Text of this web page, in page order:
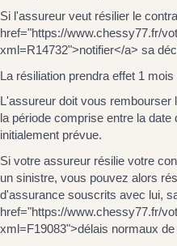
Si l'assureur veut résilier le
href="https://www.chessy77.fr/
xml=R14732">notifier</a> sa
La résiliation prendra effet 1
L'assureur doit vous
la période comprise entre la
initialement prévue.
Si votre assureur résilie votre
un sinistre, vous pouvez alors
d'assurance souscrits avec lui,
href="https://www.chessy77.fr/
xml=F19083">délais normaux